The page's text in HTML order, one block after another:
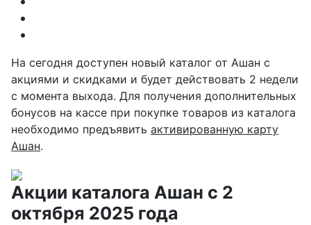
На сегодня доступен новый каталог от Ашан с
акциями и скидками и будет действовать 2 недели
с момента выхода. Для получения дополнительных
бонусов на кассе при покупке товаров из каталога
необходимо предъявить активированную карту
Ашан.
Акции каталога Ашан с 2
октября 2025 года